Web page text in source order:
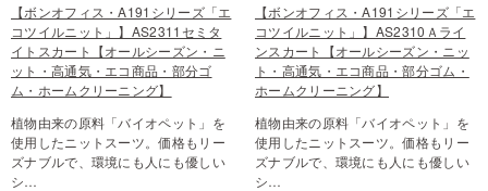
【ボンオフィス・A191シリーズ「エ
コツイルニット」】AS2311セミタ
イトスカート【オールシーズン・ニ
ット・高通気・エコ商品・部分ゴ
ム・ホームクリーニング】
植物由来の原料「バイオペット」を
使用したニットスーツ。価格もリー
ズナブルで、環境にも人にも優しい
シ…
【ボンオフィス・A191シリーズ「エ
コツイルニット」】AS2310Ａライ
ンスカート【オールシーズン・ニッ
ト・高通気・エコ商品・部分ゴム・
ホームクリーニング】
植物由来の原料「バイオペット」を
使用したニットスーツ。価格もリー
ズナブルで、環境にも人にも優しい
シ…